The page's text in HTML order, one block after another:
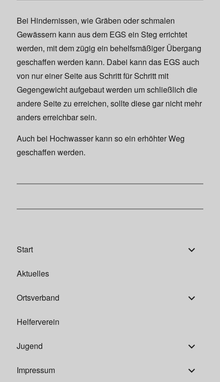
Bei Hindernissen, wie Gräben oder schmalen
Gewässern kann aus dem EGS ein Steg errichtet
werden, mit dem zügig ein behelfsmäßiger Übergang
geschaffen werden kann. Dabei kann das EGS auch
von nur einer Seite aus Schritt für Schritt mit
Gegengewicht aufgebaut werden um schließlich die
andere Seite zu erreichen, sollte diese gar nicht mehr
anders erreichbar sein.
Auch bei Hochwasser kann so ein erhöhter Weg
geschaffen werden.
Start
öffnen
Aktuelles
Ortsverband
öffnen
Helferverein
Jugend
öffnen
Impressum
öffnen